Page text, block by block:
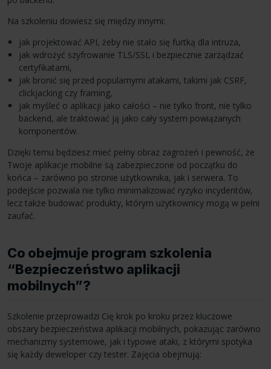
Na szkoleniu dowiesz się między innymi:
jak projektować API, żeby nie stało się furtką dla intruza,
jak wdrożyć szyfrowanie TLS/SSL i bezpiecznie zarządzać
certyfikatami,
jak bronić się przed popularnymi atakami, takimi jak CSRF,
clickjacking czy framing,
jak myśleć o aplikacji jako całości – nie tylko front, nie tylko
backend, ale traktować ją jako cały system powiązanych
komponentów.
Dzięki temu będziesz mieć pełny obraz zagrożeń i pewność, że
Twoje aplikacje mobilne są zabezpieczone od początku do
końca – zarówno po stronie użytkownika, jak i serwera. To
podejście pozwala nie tylko minimalizować ryzyko incydentów,
lecz także budować produkty, którym użytkownicy mogą w pełni
zaufać.
Co obejmuje program szkolenia
“Bezpieczeństwo aplikacji
mobilnych”?
Szkolenie przeprowadzi Cię krok po kroku przez kluczowe
obszary bezpieczeństwa aplikacji mobilnych, pokazując zarówno
mechanizmy systemowe, jak i typowe ataki, z którymi spotyka
się każdy deweloper czy tester. Zajęcia obejmują: